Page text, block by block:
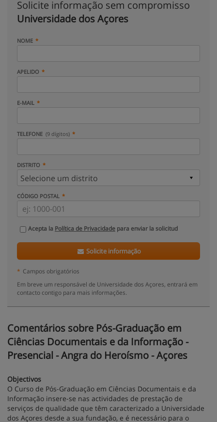
Solicite informação sem compromisso
Universidade dos Açores
NOME
APELIDO
E-MAIL
TELEFONE (9 dígitos)
DISTRITO
CÓDIGO POSTAL
Acepta la Política de Privacidade para enviar la solicitud
Solicite informação
* Campos obrigatórios
Em breve um responsável de Universidade dos Açores, entrará em
contacto contigo para mais informações.
Comentários sobre Pós-Graduação em
Ciências Documentais e da Informação -
Presencial - Angra do Heroísmo - Açores
Objectivos
O Curso de Pós-Graduação em Ciências Documentais e da
Informação insere-se nas actividades de prestação de
serviços de qualidade que têm caracterizado a Universidade
dos Açores desde a sua fundação, e é necessário para o